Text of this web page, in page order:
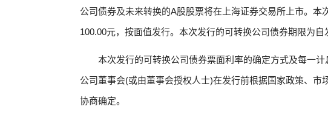
公司债券及未来转换的A股股票将在上海证券交易所上市。本
100.00元，按面值发行。本次发行的可转换公司债券期限为自
本次发行的可转换公司债券票面利率的确定方式及每一
公司董事会(或由董事会授权人士)在发行前根据国家政策、市
协商确定。